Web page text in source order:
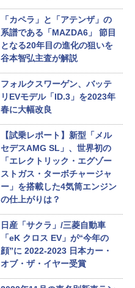
「カペラ」と「アテンザ」の
系譜である「MAZDA6」 節目
となる20年目の進化の狙いを
谷本智弘主査が解説
フォルクスワーゲン、バッテ
リEVモデル「ID.3」を2023年
春に大幅改良
【試乗レポート】新型「メル
セデスAMG SL」、世界初の
「エレクトリック・エグゾー
ストガス・ターボチャージャ
ー」を搭載した4気筒エンジン
の仕上がりは？
日産「サクラ」/三菱自動車
「eK クロス EV」が“今年の
顔”に 2022-2023 日本カー・
オブ・ザ・イヤー受賞